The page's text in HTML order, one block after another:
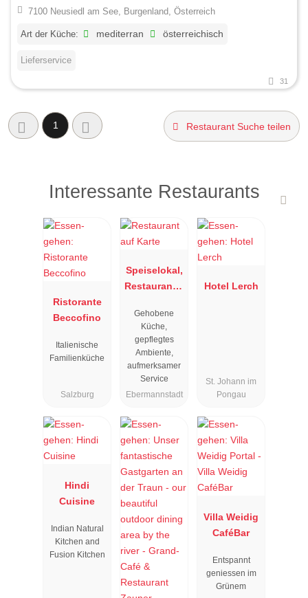
7100 Neusiedl am See, Burgenland, Österreich
Art der Küche: mediterran österreichisch
Lieferservice
31
1 Restaurant Suche teilen
Interessante Restaurants
Ristorante
Beccofino
Italienische
Familienküche
Salzburg
Speiselokal,
Restaurant "
"
Gehobene
Küche,
gepflegtes
Ambiente,
aufmerksamer
Service
Ebermannstadt
Hotel Lerch
St. Johann im
Pongau
Hindi
Cuisine
Indian Natural
Kitchen and
Fusion Kitchen
Villa Weidig
CaféBar
Entspannt
geniessen im
Grünem